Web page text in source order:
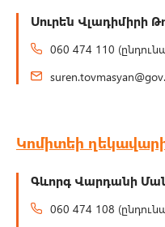
Սուրեն Վլադիմիրի
060 474 110
Կոմիտեի
Գևորգ Վարդանի
060 474 108